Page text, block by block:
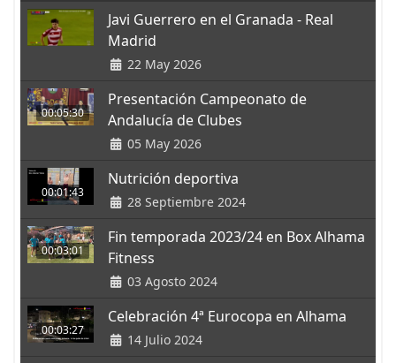
Javi Guerrero en el Granada - Real
Madrid
22 May 2026
00:05:30
Presentación Campeonato de
Andalucía de Clubes
05 May 2026
00:01:43
Nutrición deportiva
28 Septiembre 2024
00:03:01
Fin temporada 2023/24 en Box Alhama
Fitness
03 Agosto 2024
00:03:27
Celebración 4ª Eurocopa en Alhama
14 Julio 2024